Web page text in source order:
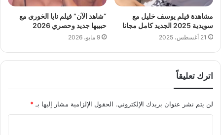
مشاهدة فيلم يوسف خليل مع
سويدية 2025 الجديد كامل مجانا
21 أغسطس، 2025
“شاهد الآن” فيلم نايا الخوري مع
حبيبها جديد وحصري 2026
9 مايو، 2026
اترك تعليقاً
لن يتم نشر عنوان بريدك الإلكتروني. الحقول الإلزامية مشار إليها بـ *